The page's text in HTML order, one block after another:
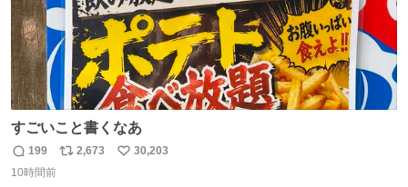
すごいこと書くなあ
返
信
199
リ
2,673
い
30,203
10時間前